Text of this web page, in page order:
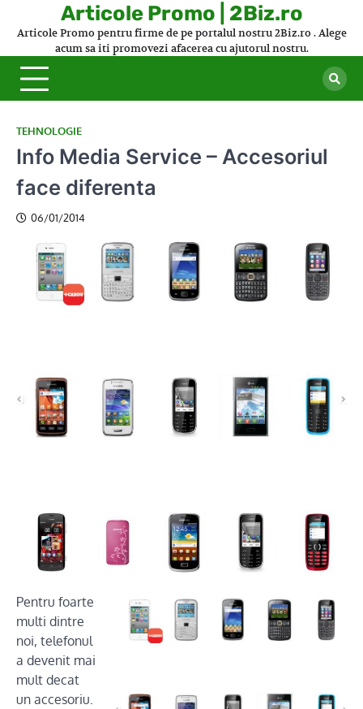
Articole Promo | 2Biz.ro
Articole Promo pentru firme de pe portalul nostru 2Biz.ro . Alege
acum sa iti promovezi afacerea cu ajutorul nostru.
TEHNOLOGIE
Info Media Service – Accesoriul
face diferenta
06/01/2014
Pentru foarte
multi dintre
noi, telefonul
a devenit mai
mult decat
un accesoriu.